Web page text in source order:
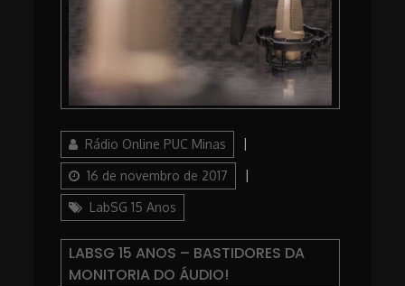
AuthorRádio Online PUC Minas
16 de novembro de 2017
LabSG 15 Anos
LABSG 15 ANOS – BASTIDORES DA
MONITORIA DO ÁUDIO!